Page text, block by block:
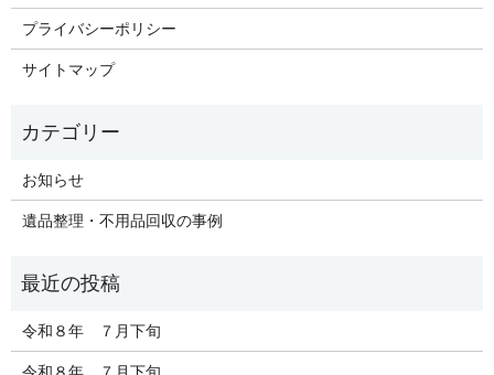
プライバシーポリシー
サイトマップ
お知らせ
遺品整理・不用品回収の事例
令和８年 ７月下旬
令和８年 ７月下旬